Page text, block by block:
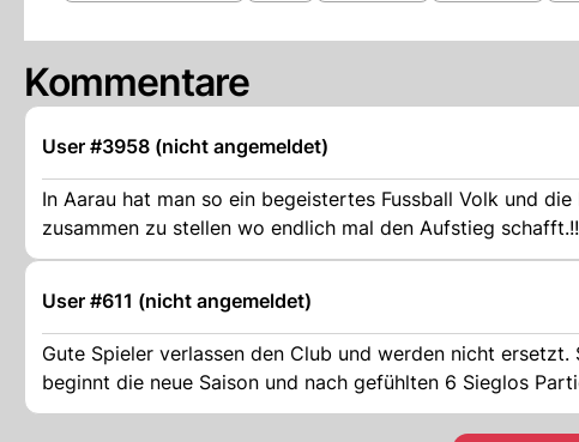
Kommentare
User #3958 (nicht angemeldet)
In Aarau hat man so ein begeistertes Fussball Volk und
zusammen zu stellen wo endlich mal den Aufstieg
User #611 (nicht angemeldet)
Gute Spieler verlassen den Club und werden nicht
beginnt die neue Saison und nach gefühlten 6 Sieglos